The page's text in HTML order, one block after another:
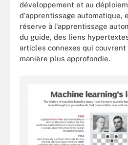
développement et au
d'apprentissage automatique,
réserve à l'apprentissage
du guide, des liens
articles connexes qui
manière plus approfondie.